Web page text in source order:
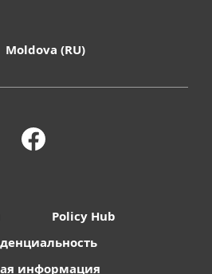
Moldova (RU)
Policy Hub
информация